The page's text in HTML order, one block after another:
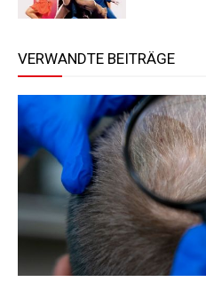
VERWANDTE BEITRÄGE